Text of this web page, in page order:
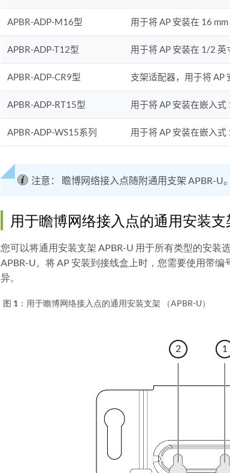
APBR-ADP-M16型 用于将 AP 安装在 16
APBR-ADP-T12型 用于将 AP 安装在 1/2
APBR-ADP-CR9型 支架适配器，用于将 AP
APBR-ADP-RT15型 用于将 AP 安装在嵌入
APBR-ADP-WS15系列 用于将 AP 安装在嵌入
注意： 瞻博网络接入点随附通用支架 APBR-U
用于瞻博网络接入点的通用安装支
您可以将通用安装支架 APBR-U 用于所有类型的安装
APBR-U。将 AP 安装到接线盒上时，您需要使用带
异。
图 1： 用于瞻博网络接入点的通用安装支架 （APBR-U）